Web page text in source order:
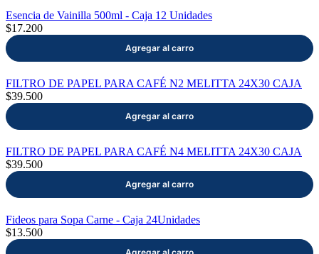
Esencia de Vainilla 500ml - Caja 12 Unidades
$17.200
FILTRO DE PAPEL PARA CAFÉ N2 MELITTA 24X30 CAJA
$39.500
FILTRO DE PAPEL PARA CAFÉ N4 MELITTA 24X30 CAJA
$39.500
Fideos para Sopa Carne - Caja 24Unidades
$13.500